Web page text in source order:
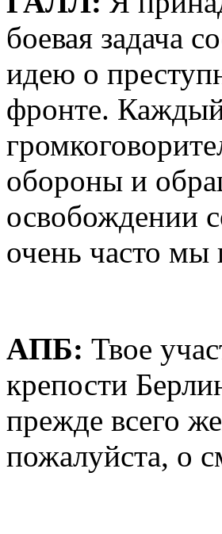
боевая задача
идею о
фронте.
обороны и
освобождении
очень часто мы
AПБ: Твое
крепости
прежде всего
пожалуйста, о